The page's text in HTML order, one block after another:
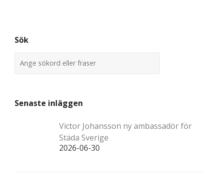
Sök
Senaste inläggen
Victor Johansson ny ambassadör för
Städa Sverige
2026-06-30